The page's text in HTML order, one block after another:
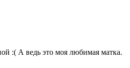
:( А ведь это моя любимая матка.